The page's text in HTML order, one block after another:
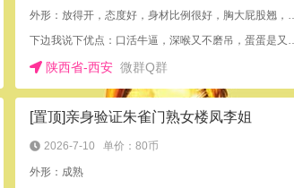
外形：放得开，态度好，身材
下边我说下优点：口活牛逼，深喉又不磨吊，蛋
陕西省-西安微群Q群
[置顶]亲身验证朱雀门熟女楼凤李姐
2026-7-10 单价：80币
外形：成熟